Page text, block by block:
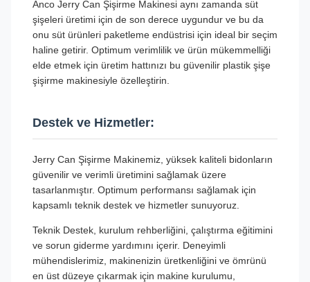
Anco Jerry Can Şişirme Makinesi aynı zamanda süt
şişeleri üretimi için de son derece uygundur ve bu da
onu süt ürünleri paketleme endüstrisi için ideal bir seçim
haline getirir. Optimum verimlilik ve ürün mükemmelliği
elde etmek için üretim hattınızı bu güvenilir plastik şişe
şişirme makinesiyle özelleştirin.
Destek ve Hizmetler:
Jerry Can Şişirme Makinemiz, yüksek kaliteli bidonların
güvenilir ve verimli üretimini sağlamak üzere
tasarlanmıştır. Optimum performansı sağlamak için
kapsamlı teknik destek ve hizmetler sunuyoruz.
Teknik Destek, kurulum rehberliğini, çalıştırma eğitimini
ve sorun giderme yardımını içerir. Deneyimli
mühendislerimiz, makinenizin üretkenliğini ve ömrünü
en üst düzeye çıkarmak için makine kurulumu,